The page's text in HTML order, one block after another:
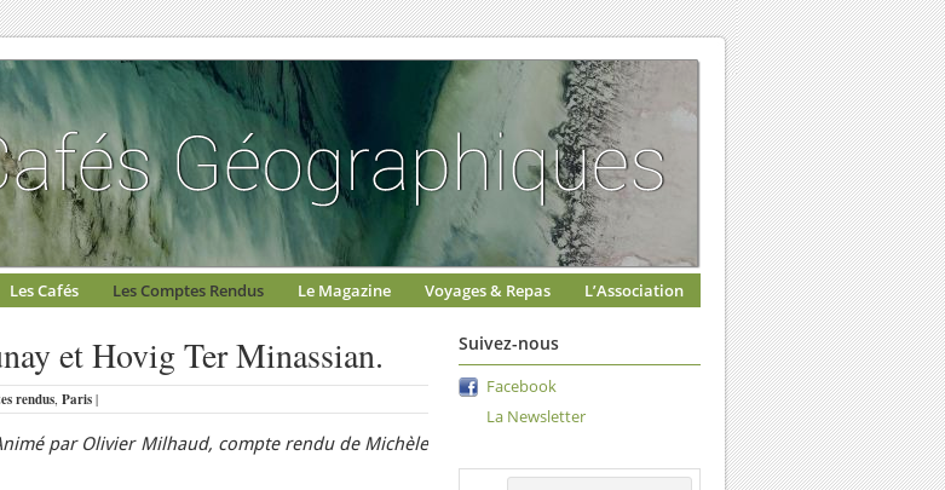
Les Cafés Les Comptes Rendus Le Magazine Voyages & Repas L’Association
et Hovig Ter Minassian.
rendus, Paris |
par Olivier Milhaud, compte rendu de Michèle
Suivez-nous
Facebook
La Newsletter